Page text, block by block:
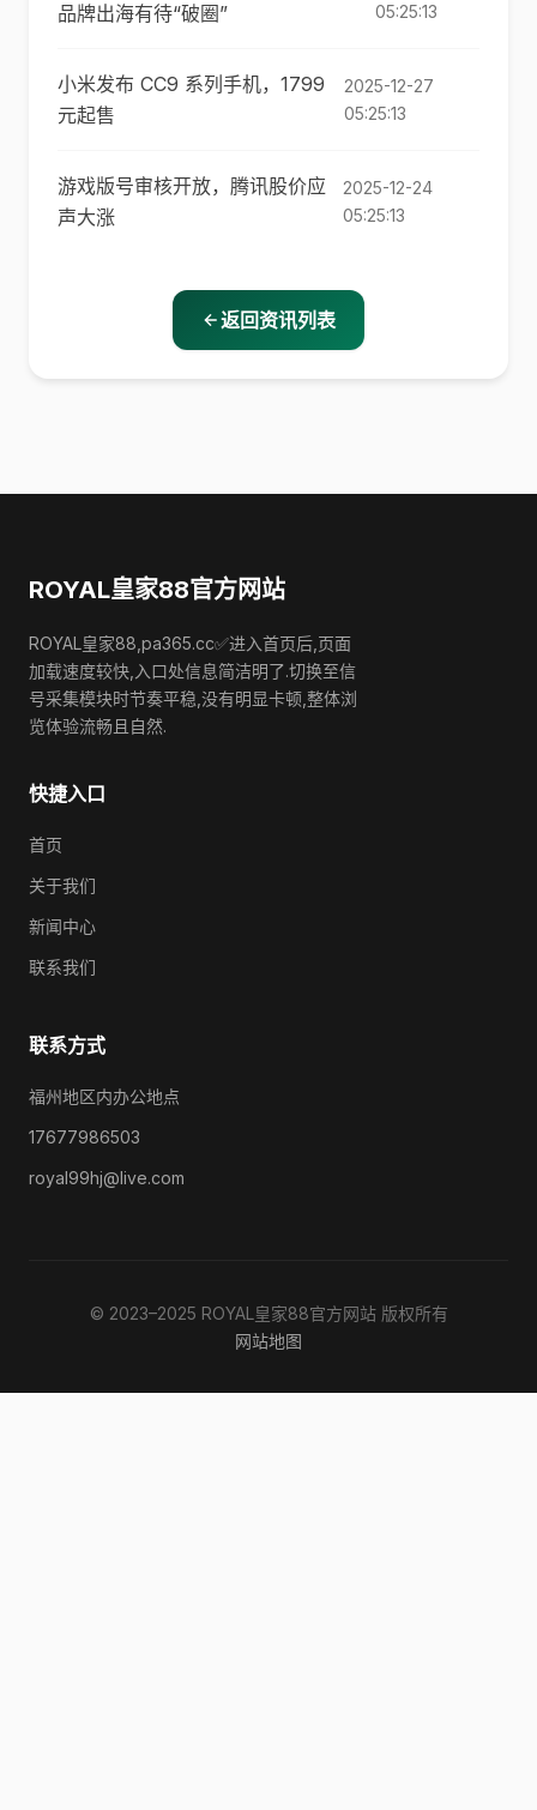
品牌出海有待“破圈”
05:25:13
小米发布 CC9 系列手机，1799
元起售
2025-12-27
05:25:13
游戏版号审核开放，腾讯股价应
声大涨
2025-12-24
05:25:13
返回资讯列表
ROYAL皇家88官方网站
ROYAL皇家88,pa365.cc✅进入首页后,页面
加载速度较快,入口处信息简洁明了.切换至信
号采集模块时节奏平稳,没有明显卡顿,整体浏
览体验流畅且自然.
快捷入口
首页
关于我们
新闻中心
联系我们
联系方式
福州地区内办公地点
17677986503
royal99hj@live.com
© 2023–2025 ROYAL皇家88官方网站 版权所有
网站地图